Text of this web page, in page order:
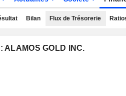
Bilan Flux de Trésorerie
GOLD INC.